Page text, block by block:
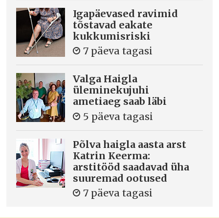
Igapäevased ravimid
tõstavad eakate
kukkumisriski
7 päeva tagasi
Valga Haigla
üleminekujuhi
ametiaeg saab läbi
5 päeva tagasi
Põlva haigla aasta arst
Katrin Keerma:
arstitööd saadavad üha
suuremad ootused
7 päeva tagasi